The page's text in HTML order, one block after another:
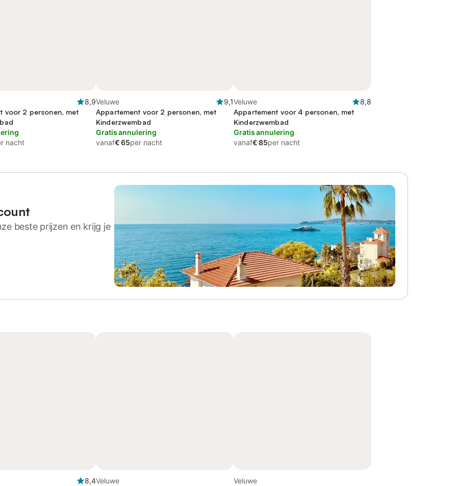
8,9
voor 2 personen, met
nacht
Veluwe
9,1
Appartement voor 2 personen, met
Kinderzwembad
Gratis annulering
vanaf€ 65per nacht
Veluwe
8,8
Appartement voor 4 personen, met
Kinderzwembad
Gratis annulering
vanaf€ 85per nacht
beste prijzen en krijg je
8,4Veluwe
Veluwe